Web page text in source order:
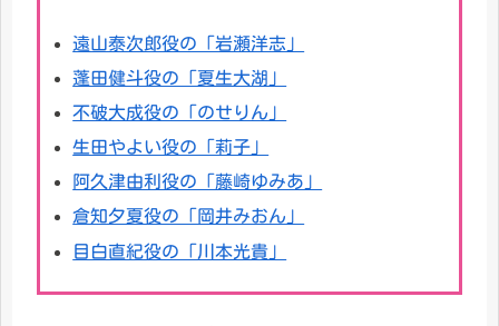
遠山泰次郎役の「岩瀬洋志」
蓬田健斗役の「夏生大湖」
不破大成役の「のせりん」
生田やよい役の「莉子」
阿久津由利役の「藤崎ゆみあ」
倉知夕夏役の「岡井みおん」
目白直紀役の「川本光貴」